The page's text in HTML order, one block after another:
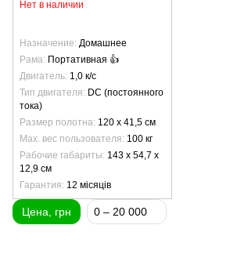
Нет в наличии
Назначение Домашнее
Рама Портативная 👍
Двигатель 1,0 к/с
Тип двигателя
DC (постоянного
тока)
Размер полотна 120 х 41,5 см
Max. вес пользователя 100 кг
Рабочие габариты 143 х 54,7 х
12,9 см
Гарантия 12 місяців
Цена, грн 0 – 20 000